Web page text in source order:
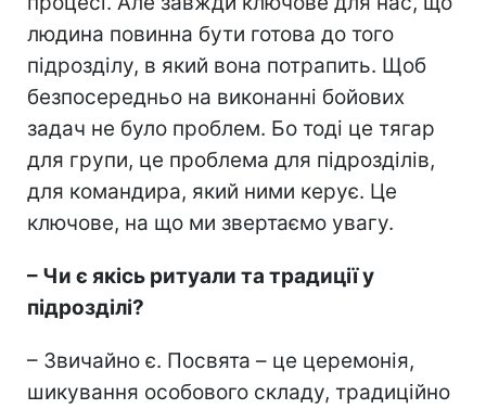
людина повинна бути готова до того
підрозділу, в який вона потрапить. Щоб
безпосередньо на виконанні бойових
задач не було проблем. Бо тоді це тягар
для групи, це проблема для підрозділів,
для командира, який ними керує. Це
ключове, на що ми звертаємо увагу.
– Чи є якісь ритуали та традиції у
підрозділі?
– Звичайно є. Посвята – це церемонія,
шикування особового складу, традиційно